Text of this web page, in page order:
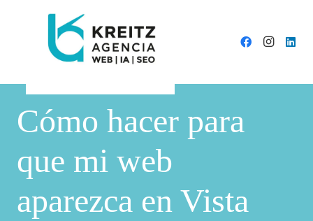
Cómo hacer para
que mi web
aparezca en Vista